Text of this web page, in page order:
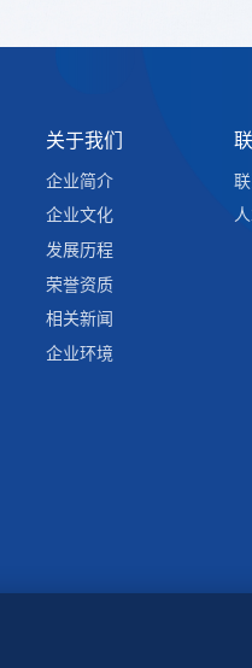
关于我们
企业简介
企业文化
发展历程
荣誉资质
相关新闻
企业环境